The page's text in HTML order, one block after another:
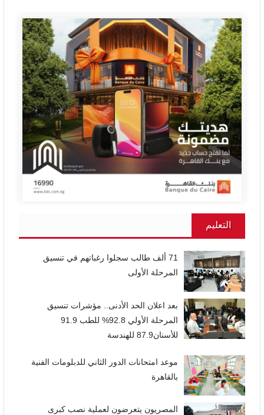
التعليم
71 ألف طالب سجلوا رغباتهم في تنسيق
المرحلة الأولى
بعد اعلان الحد الأدنى.. مؤشرات تنسيق
المرحلة الأولي 92.8% للطب 91.9
للأسنان87.9 للهندسة
موعد امتحانات الدور الثاني للدبلومات الفنية
بالقاهرة
المصريون يتعرضون لعملية نصب كبرى